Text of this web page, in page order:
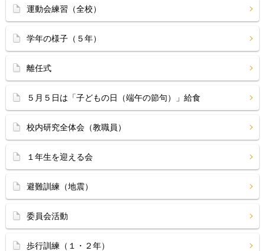
運動会練習（全校）
学年の様子（５年）
離任式
５月５日は「子どもの日（端午の節句）」給食
校内研究全体会（教職員）
１年生を迎える会
避難訓練（地震）
委員会活動
歩行訓練（１・２年）